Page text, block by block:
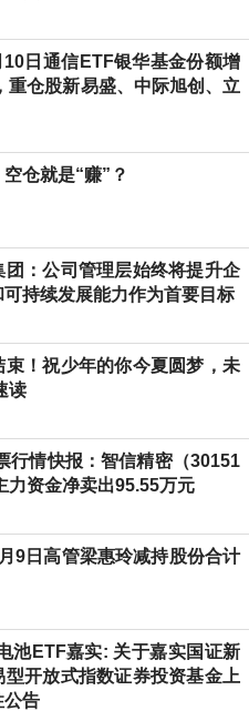
日通信ETF银华基金份额增
重仓股新易盛、中际旭创、立
仓就是“赚”？
团：公司管理层始终将提升企
持续发展能力作为首要目标
束！祝少年的你今夏圆梦，未
读
行情快报：智信精密（30151
力资金净卖出95.55万元
9日高管梁惠玲减持股份合计
池ETF嘉实: 关于嘉实国证新
型开放式指数证券投资基金上
公告